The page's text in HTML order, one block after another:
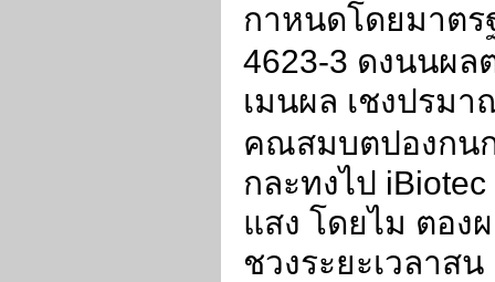
กาหนดโดยมาต
4623-3 ดงนนผล
เมนผล เชงปรม
คณสมบตปองกน
กละทงไป iBiotec
แสง โดยไม ตอง
ชวงระยะเวลาส